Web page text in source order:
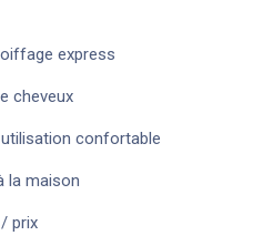
express
cheveux
confortable
la maison
prix